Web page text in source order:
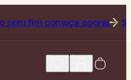
agora! Subscreva a